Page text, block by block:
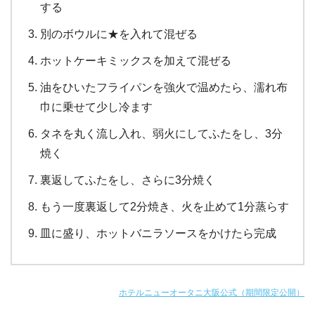
する
別のボウルに★を入れて混ぜる
ホットケーキミックスを加えて混ぜる
油をひいたフライパンを強火で温めたら、濡れ布
巾に乗せて少し冷ます
タネを丸く流し入れ、弱火にしてふたをし、3分
焼く
裏返してふたをし、さらに3分焼く
もう一度裏返して2分焼き、火を止めて1分蒸らす
皿に盛り、ホットバニラソースをかけたら完成
ホテルニューオータニ大阪公式（期間限定公開）